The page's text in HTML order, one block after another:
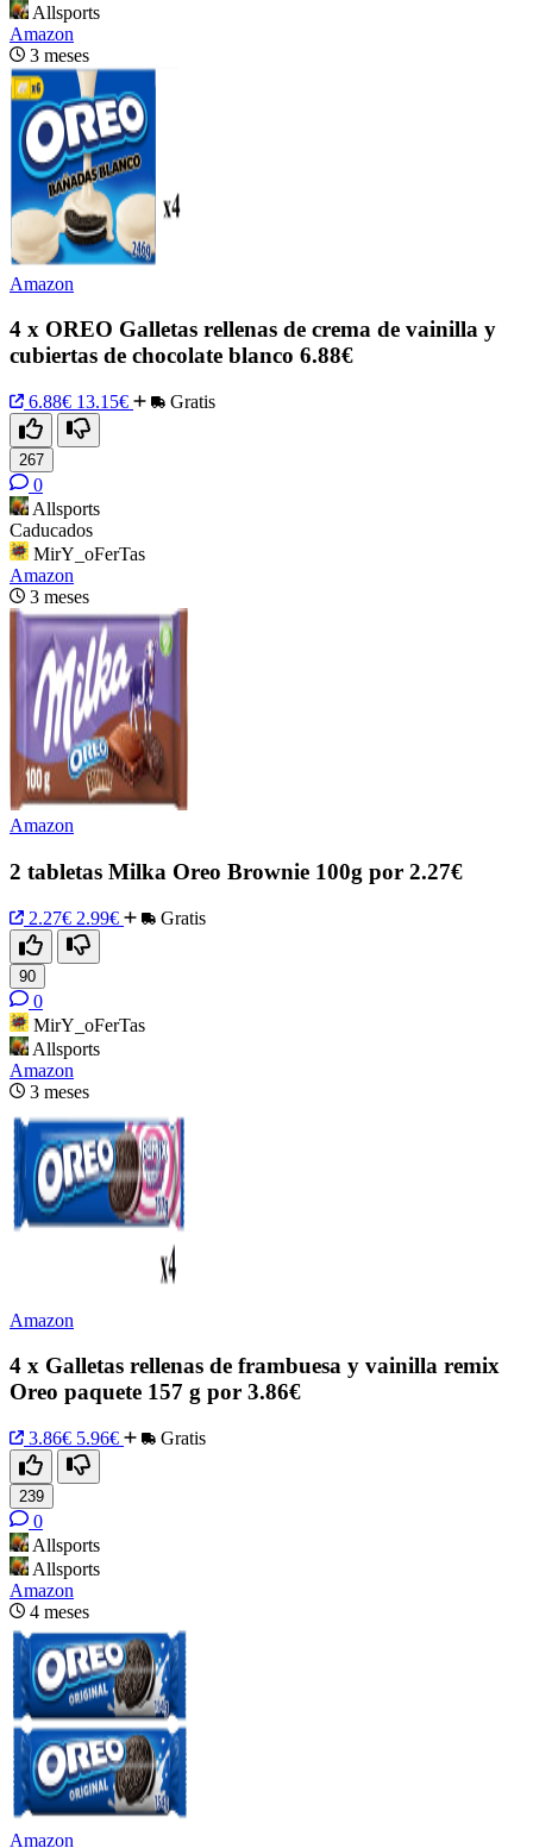
Allsports
Amazon
3 meses
Amazon
4 x OREO Galletas rellenas de crema de vainilla y
cubiertas de chocolate blanco 6.88€
6.88€ 13.15€ Gratis
267
0
Allsports
Caducados
MirY_oFerTas
Amazon
3 meses
Amazon
2 tabletas Milka Oreo Brownie 100g por 2.27€
2.27€ 2.99€ Gratis
90
0
MirY_oFerTas
Allsports
Amazon
3 meses
Amazon
4 x Galletas rellenas de frambuesa y vainilla remix
Oreo paquete 157 g por 3.86€
3.86€ 5.96€ Gratis
239
0
Allsports
Allsports
Amazon
4 meses
Amazon